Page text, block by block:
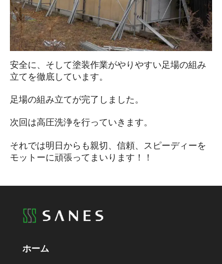
安全に、そして塗装作業がやりやすい足場の組み
立てを徹底しています。
足場の組み立てが完了しました。
次回は高圧洗浄を行っていきます。
それでは明日からも親切、信頼、スピーディーを
モットーに頑張ってまいります！！
ホーム